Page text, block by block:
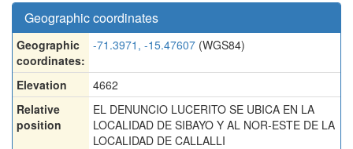
Geographic coordinates
Geographic
coordinates:
-71.3971, -15.47607 (WGS84)
Elevation
4662
Relative
position
EL DENUNCIO LUCERITO SE UBICA EN LA
LOCALIDAD DE SIBAYO Y AL NOR-ESTE DE LA
LOCALIDAD DE CALLALLI